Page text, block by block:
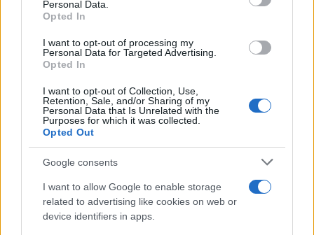
Personal Data.
Opted In
I want to opt-out of processing my
Personal Data for Targeted Advertising.
Opted In
I want to opt-out of Collection, Use,
Retention, Sale, and/or Sharing of my
Personal Data that Is Unrelated with the
Purposes for which it was collected.
Opted Out
Google consents
I want to allow Google to enable storage
related to advertising like cookies on web or
device identifiers in apps.
Γιώργος Μαζωνάκης: «Όπως με βαφτίσανε» - Η
συνεργασία - έκπληξη